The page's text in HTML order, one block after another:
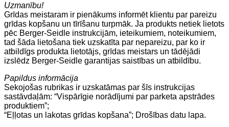
Uzmanību!
Grīdas meistaram ir pienākums informēt klientu par pareizu
grīdas kopšanu un tīrīšanu turpmāk. Ja produkts netiek lietots
pēc Berger-Seidle instrukcijām, ieteikumiem, noteikumiem,
tad šāda lietošana tiek uzskatīta par nepareizu, par ko ir
atbildīgs produkta lietotājs, grīdas meistars un tādējādi
izslēdz Berger-Seidle garantijas saistības un atbildību.
Papildus informācija
Sekojošas rubrikas ir uzskatāmas par šīs instrukcijas
sastāvdaļām: “Vispārīgie norādījumi par parketa apstrādes
produktiem”;
“Eļļotas un lakotas grīdas kopšana”; Drošības datu lapa.